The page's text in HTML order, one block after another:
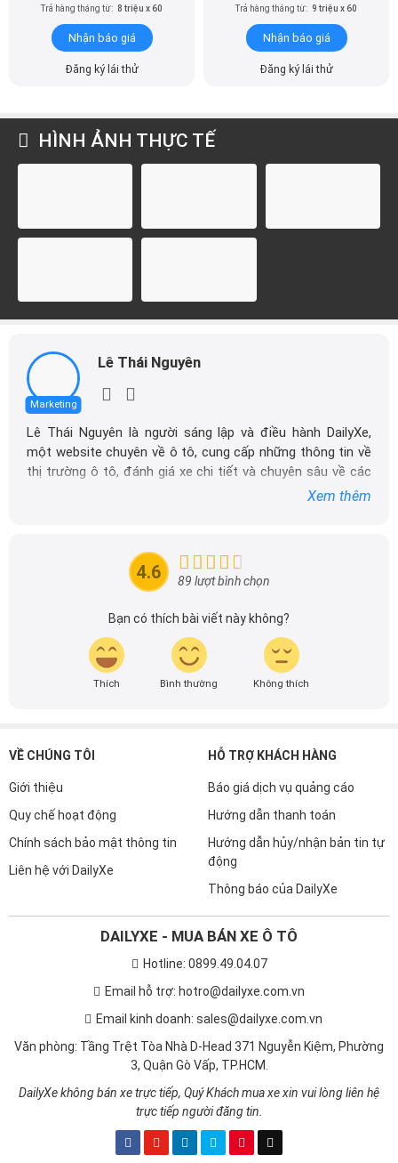
Trả hàng tháng từ: 8 triệu x 60
Nhận báo giá
Đăng ký lái thử
Trả hàng tháng từ: 9 triệu x 60
Nhận báo giá
Đăng ký lái thử
HÌNH ẢNH THỰC TẾ
Marketing
Lê Thái Nguyên
Lê Thái Nguyên là người sáng lập và điều hành DailyXe,
một website chuyên về ô tô, cung cấp những thông tin về
thị trường ô tô, đánh giá xe chi tiết và chuyên sâu về các
đầu cho những người yêu thích ô tô tại Việt Nam. Hãy
theo dõi tôi để cập nhật thông tin về thị trường ô tô
Xem thêm
4.6 89 lượt bình chọn
Bạn có thích bài viết này không?
Thích Bình thường Không thích
VỀ CHÚNG TÔI
Giới thiệu
Quy chế hoạt động
Chính sách bảo mật thông tin
Liên hệ với DailyXe
HỖ TRỢ KHÁCH HÀNG
Báo giá dịch vụ quảng cáo
Hướng dẫn thanh toán
Hướng dẫn hủy/nhận bản tin tự
động
Thông báo của DailyXe
DAILYXE - MUA BÁN XE Ô TÔ
Hotline: 0899.49.04.07
Email hỗ trợ: hotro@dailyxe.com.vn
Email kinh doanh: sales@dailyxe.com.vn
Văn phòng: Tầng Trệt Tòa Nhà D-Head 371 Nguyễn Kiệm, Phường
3, Quận Gò Vấp, TP.HCM.
DailyXe không bán xe trực tiếp, Quý Khách mua xe xin vui lòng liên hệ
trực tiếp người đăng tin.